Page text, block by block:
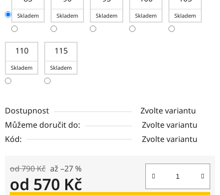
Skladem Skladem Skladem Skladem Skladem
110
Skladem
115
Skladem
Dostupnost
Zvolte variantu
Můžeme doručit do:
Zvolte variantu
Kód:
Zvolte variantu
od 790 Kč až –27 %
od 570 Kč